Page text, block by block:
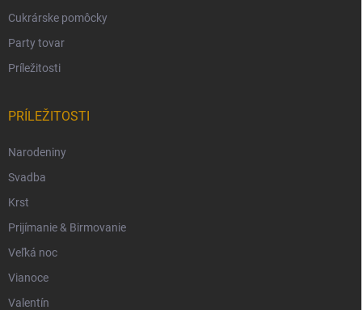
Cukrárske pomôcky
Party tovar
Príležitosti
PRÍLEŽITOSTI
Narodeniny
Svadba
Krst
Prijímanie & Birmovanie
Veľká noc
Vianoce
Valentín